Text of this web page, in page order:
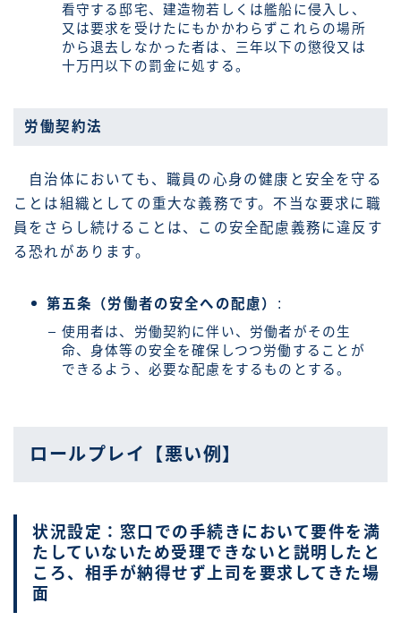
看守する邸宅、建造物若しくは艦船に侵入し、
又は要求を受けたにもかかわらずこれらの場所
から退去しなかった者は、三年以下の懲役又は
十万円以下の罰金に処する。
労働契約法
自治体においても、職員の心身の健康と安全を守る
ことは組織としての重大な義務です。不当な要求に職
員をさらし続けることは、この安全配慮義務に違反す
る恐れがあります。
第五条（労働者の安全への配慮） :
使用者は、労働契約に伴い、労働者がその生
命、身体等の安全を確保しつつ労働することが
できるよう、必要な配慮をするものとする。
ロールプレイ【悪い例】
状況設定：窓口での手続きにおいて要件を満
たしていないため受理できないと説明したと
ころ、相手が納得せず上司を要求してきた場
面